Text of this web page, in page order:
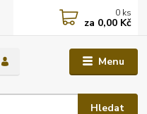
Menu
Hledat
0 ks
za 0,00 Kč